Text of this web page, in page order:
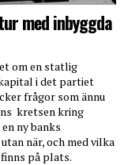
med inbyggda
om en statlig
i det partiet
frågor som ännu
kretsen kring
ny banks
när, och med vilka
på plats.